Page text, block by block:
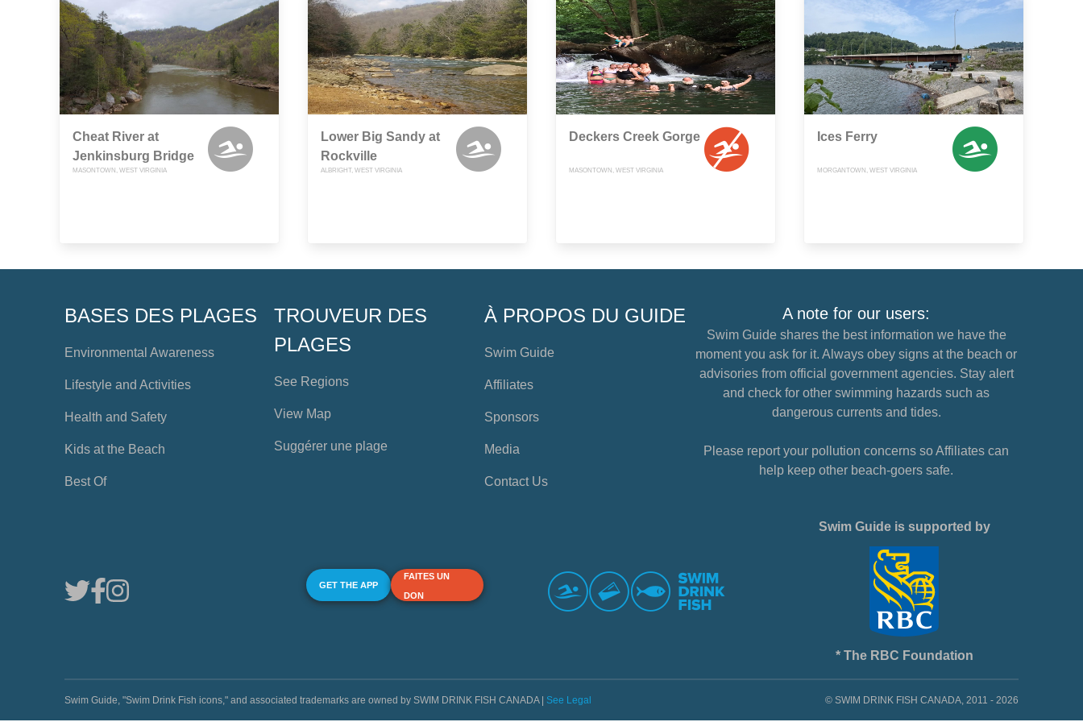
Cheat River at
Jenkinsburg Bridge
MASONTOWN, WEST VIRGINIA
Lower Big Sandy at
Rockville
ALBRIGHT, WEST VIRGINIA
Deckers Creek Gorge
MASONTOWN, WEST VIRGINIA
Ices Ferry
MORGANTOWN, WEST VIRGINIA
BASES DES PLAGES
Environmental Awareness
Lifestyle and Activities
Health and Safety
Kids at the Beach
Best Of
TROUVEUR DES
PLAGES
See Regions
View Map
Suggérer une plage
À PROPOS DU GUIDE
Swim Guide
Affiliates
Sponsors
Media
Contact Us
A note for our users:
Swim Guide shares the best information we have the
moment you ask for it. Always obey signs at the beach or
advisories from official government agencies. Stay alert
and check for other swimming hazards such as
dangerous currents and tides.
Please report your pollution concerns so Affiliates can
help keep other beach-goers safe.
GET THE APP
FAITES UN
DON
Swim Guide is supported by
* The RBC Foundation
Swim Guide, "Swim Drink Fish icons," and associated trademarks are owned by SWIM DRINK FISH CANADA | See Legal © SWIM DRINK FISH CANADA, 2011 - 2026